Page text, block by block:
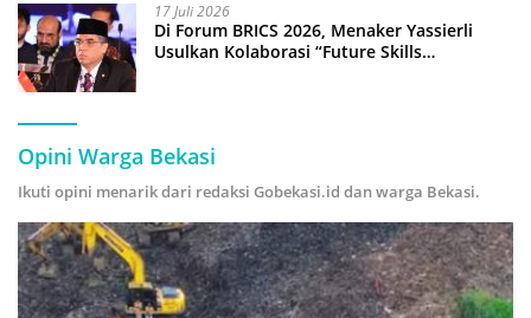
17 Juli 2026
Di Forum BRICS 2026, Menaker Yassierli
Usulkan Kolaborasi “Future Skills
Opini Warga Bekasi
Ikuti opini menarik dari redaksi Gobekasi.id dan warga Bekasi.